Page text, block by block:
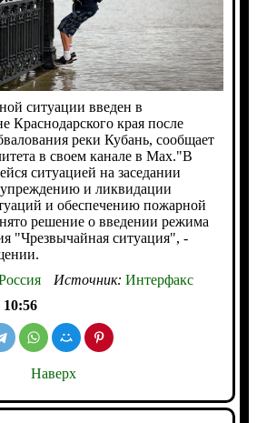
ситуации введен в
Краснодарского края после
реки Кубань, сообщает
в своем канале в Max."В
ситуацией на заседании
и ликвидации
и обеспечению пожарной
решение о введении режима
"Чрезвычайная ситуация", -
Источник: Интерфакс
10:56
Наверх